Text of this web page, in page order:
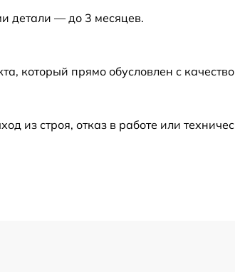
детали — до 3 месяцев.
который прямо обусловлен с
из строя, отказ в работе или